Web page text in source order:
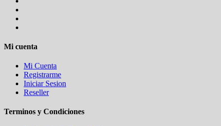
Mi cuenta
Mi Cuenta
Registrarme
Iniciar Sesion
Reseller
Terminos y Condiciones